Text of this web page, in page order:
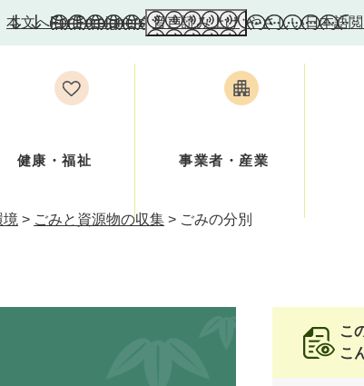
本文へFor Foreigners 音声読み上げ やさしい日本語
健康・福祉 事業者・産業
境 > ごみと資源物の収集 > ごみの分別
こ
こ